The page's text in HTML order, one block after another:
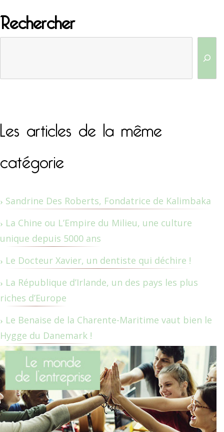
Rechercher
Les articles de la même
catégorie
Sandrine Des Roberts, Fondatrice de Kalimbaka
La Chine ou L’Empire du Milieu, une culture
unique depuis 5000 ans
Le Docteur Xavier, un dentiste qui déchire !
La République d’Irlande, un des pays les plus
riches d’Europe
Le Benaise de la Charente-Maritime vaut bien le
Hygge du Danemark !